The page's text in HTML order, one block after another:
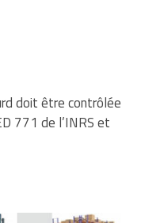
doit être contrôlée
771 de l’INRS et